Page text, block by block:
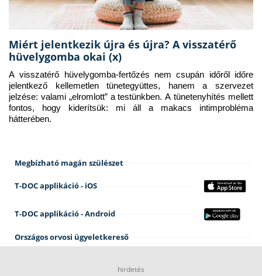
Miért jelentkezik újra és újra? A visszatérő
hüvelygomba okai (x)
A visszatérő hüvelygomba-fertőzés nem csupán időről időre
jelentkező kellemetlen tünetegyüttes, hanem a szervezet
jelzése: valami „elromlott” a testünkben. A tünetenyhítés mellett
fontos, hogy kiderítsük: mi áll a makacs intimprobléma
hátterében.
Megbízható magán szülészet
T-DOC applikáció - iOS
T-DOC applikáció - Android
Országos orvosi ügyeletkereső
hirdetés